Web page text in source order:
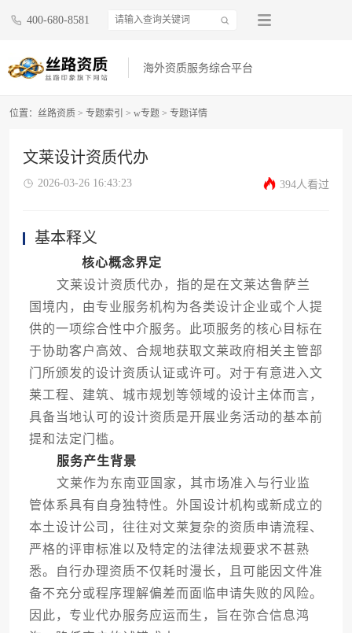
400-680-8581
海外资质服务综合平台
位置： 丝路资质 > 专题索引 > w专题 > 专题详情
文莱设计资质代办
2026-03-26 16:43:23 394人看过
基本释义
核心概念界定
文莱设计资质代办，指的是在文莱达鲁萨兰
国境内，由专业服务机构为各类设计企业或个人提
供的一项综合性中介服务。此项服务的核心目标在
于协助客户高效、合规地获取文莱政府相关主管部
门所颁发的设计资质认证或许可。对于有意进入文
莱工程、建筑、城市规划等领域的设计主体而言，
具备当地认可的设计资质是开展业务活动的基本前
提和法定门槛。
服务产生背景
文莱作为东南亚国家，其市场准入与行业监
管体系具有自身独特性。外国设计机构或新成立的
本土设计公司，往往对文莱复杂的资质申请流程、
严格的评审标准以及特定的法律法规要求不甚熟
悉。自行办理资质不仅耗时漫长，且可能因文件准
备不充分或程序理解偏差而面临申请失败的风险。
因此，专业代办服务应运而生，旨在弥合信息鸿